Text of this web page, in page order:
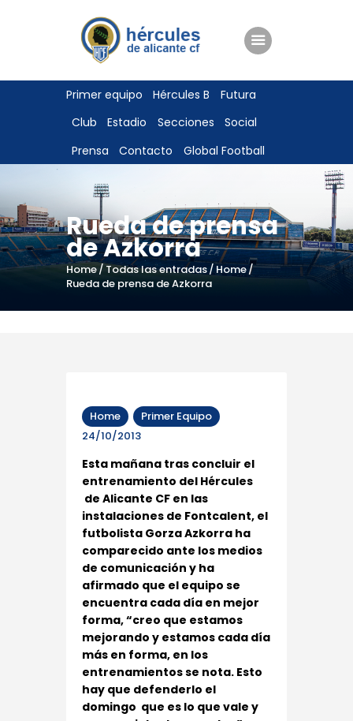
Primer equipo Hércules B
Futura
Club
Estadio Secciones
Social
Prensa
Contacto Global Football
Rueda de prensa
de Azkorra
Home Todas las entradas
Home
Rueda de prensa de Azkorra
ENTRADAS
TIENDA
HÉRCULESCF100
Home
Primer Equipo
24/10/2013
Esta mañana tras concluir el
entrenamiento del Hércules
de Alicante CF en las
instalaciones de Fontcalent, el
futbolista Gorza Azkorra ha
comparecido ante los medios
de comunicación y ha
afirmado que el equipo se
encuentra cada día en mejor
forma, “creo que estamos
mejorando y estamos cada día
más en forma, en los
entrenamientos se nota. Esto
hay que defenderlo el
domingo que es lo que vale y